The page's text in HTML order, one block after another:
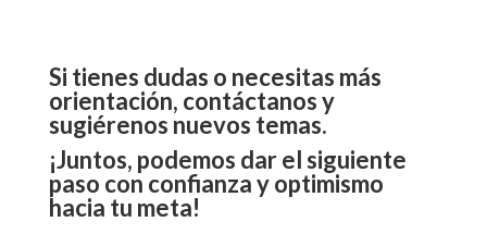
Si tienes dudas o necesitas más
orientación, contáctanos y
sugiérenos nuevos temas.
¡Juntos, podemos dar el siguiente
paso con confianza y optimismo
hacia tu meta!